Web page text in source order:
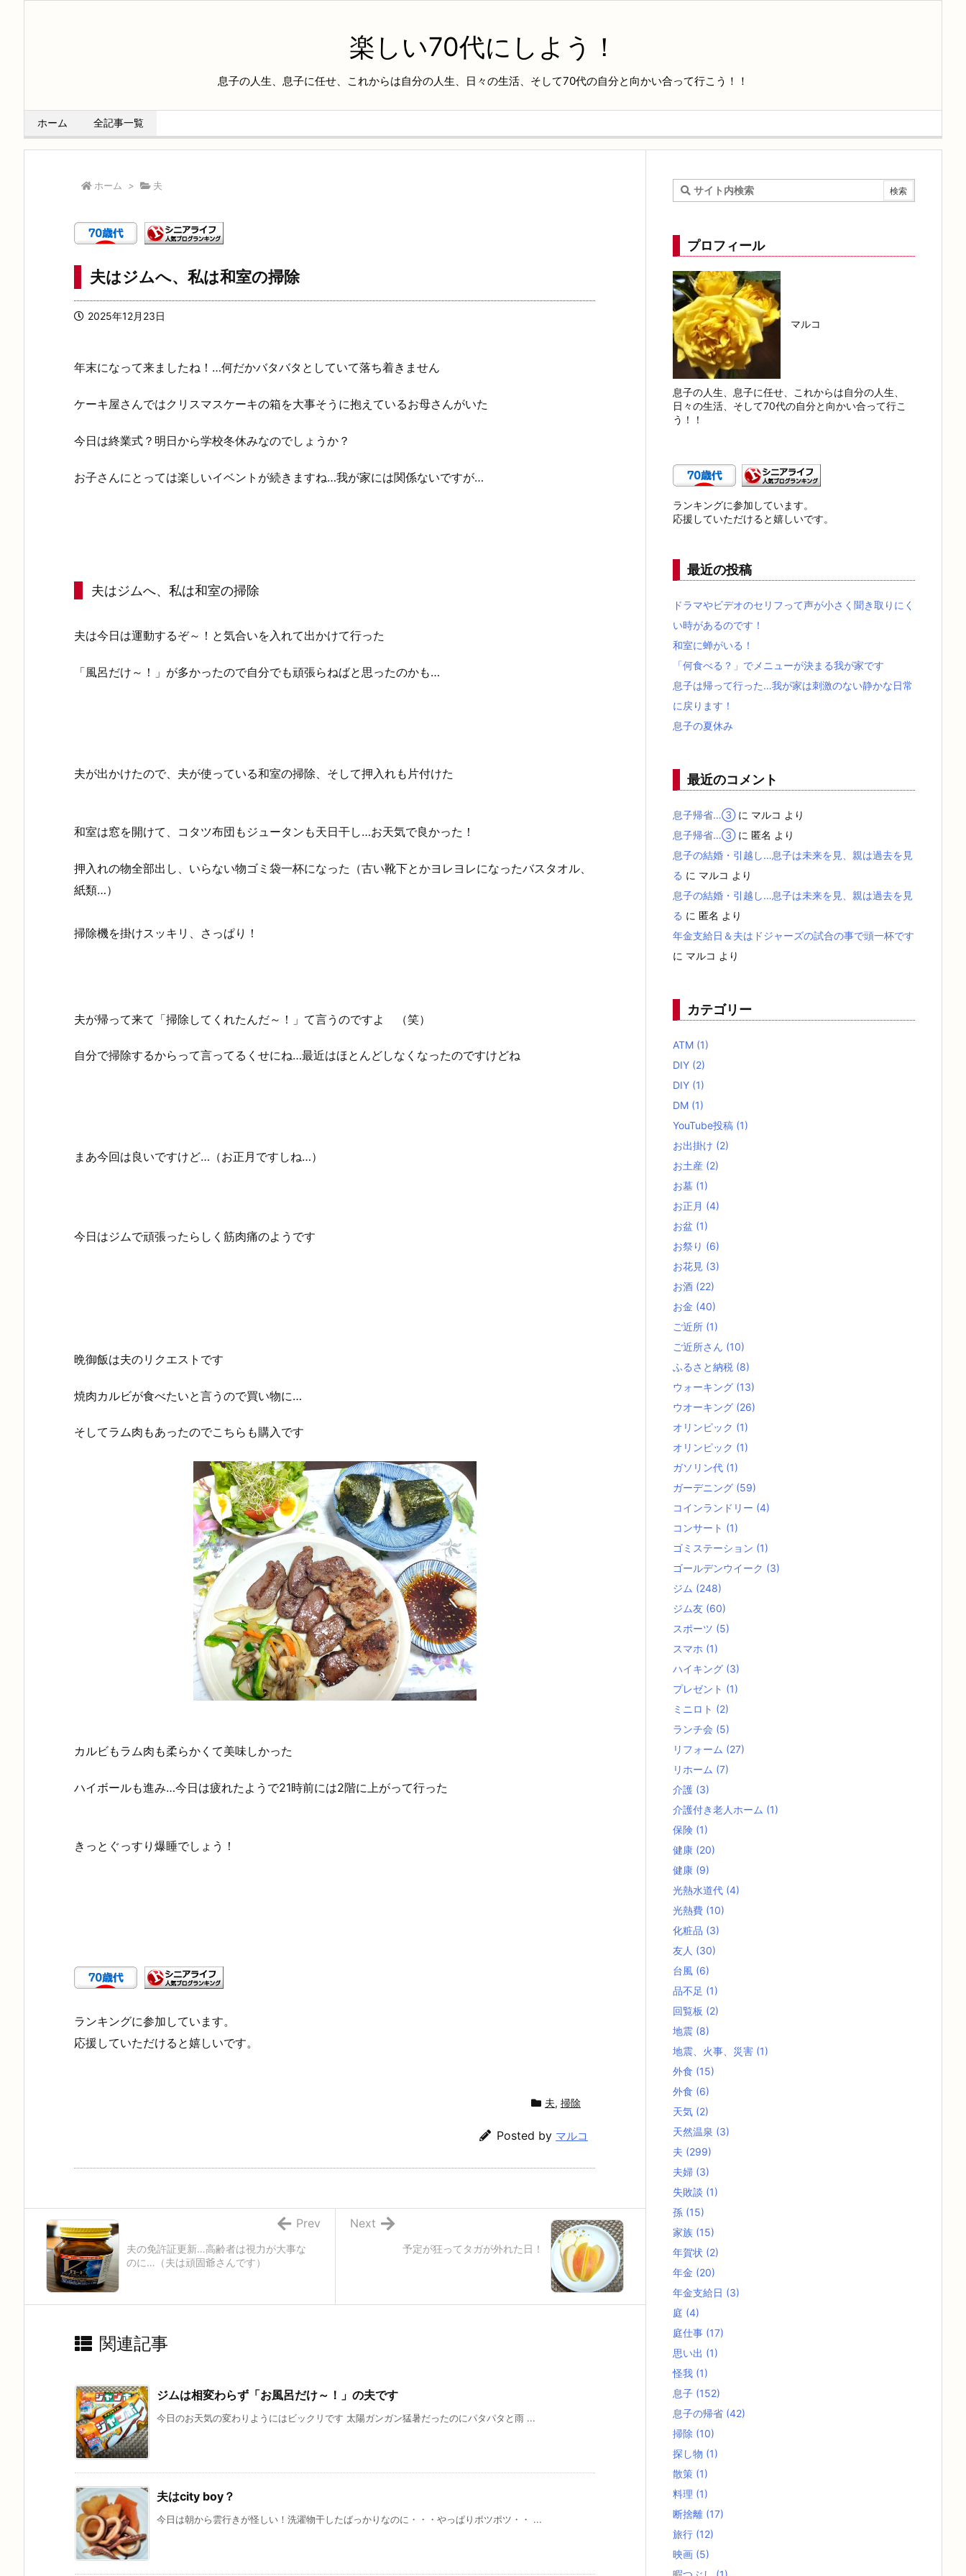
楽しい70代にしよう！
息子の人生、息子に任せ、これからは自分の人生、日々の生活、そして70代の自分と向かい合って行こう！！
ホーム 全記事一覧
ホーム > 夫
夫はジムへ、私は和室の掃除
2025年12月23日
年末になって来ましたね！…何だかバタバタとしていて落ち着きません
ケーキ屋さんではクリスマスケーキの箱を大事そうに抱えているお母さんがいた
今日は終業式？明日から学校冬休みなのでしょうか？
お子さんにとっては楽しいイベントが続きますね…我が家には関係ないですが…
夫はジムへ、私は和室の掃除
夫は今日は運動するぞ～！と気合いを入れて出かけて行った
「風呂だけ～！」が多かったので自分でも頑張らねばと思ったのかも…
夫が出かけたので、夫が使っている和室の掃除、そして押入れも片付けた
和室は窓を開けて、コタツ布団もジュータンも天日干し…お天気で良かった！
押入れの物全部出し、いらない物ゴミ袋一杯になった（古い靴下とかヨレヨレになったバスタオル、
紙類…）
掃除機を掛けスッキリ、さっぱり！
夫が帰って来て「掃除してくれたんだ～！」て言うのですよ （笑）
自分で掃除するからって言ってるくせにね…最近はほとんどしなくなったのですけどね
まあ今回は良いですけど…（お正月ですしね…）
今日はジムで頑張ったらしく筋肉痛のようです
晩御飯は夫のリクエストです
焼肉カルビが食べたいと言うので買い物に…
そしてラム肉もあったのでこちらも購入です
カルビもラム肉も柔らかくて美味しかった
ハイボールも進み…今日は疲れたようで21時前には2階に上がって行った
きっとぐっすり爆睡でしょう！
ランキングに参加しています。
応援していただけると嬉しいです。
夫, 掃除
Posted by マルコ
予定が狂ってタガが外れた日！
Next
夫の免許証更新…高齢者は視力が大事な
のに…（夫は頑固爺さんです）
Prev
関連記事
ジムは相変わらず「お風呂だけ～！」の夫です
今日のお天気の変わりようにはビックリです 太陽ガンガン猛暑だったのにパタパタと雨 ...
夫はcity boy？
今日は朝から雲行きが怪しい！洗濯物干したばっかりなのに・・・やっぱりポツポツ・・ ...
プロフィール
マルコ
息子の人生、息子に任せ、これからは自分の人生、
日々の生活、そして70代の自分と向かい合って行こ
う！！
ランキングに参加しています。
応援していただけると嬉しいです。
最近の投稿
ドラマやビデオのセリフって声が小さく聞き取りにく
い時があるのです！
和室に蝉がいる！
「何食べる？」でメニューが決まる我が家です
息子は帰って行った…我が家は刺激のない静かな日常
に戻ります！
息子の夏休み
最近のコメント
息子帰省…③に マルコ より
息子帰省…③に 匿名 より
息子の結婚・引越し…息子は未来を見、親は過去を見
る に マルコ より
息子の結婚・引越し…息子は未来を見、親は過去を見
る に 匿名 より
年金支給日＆夫はドジャーズの試合の事で頭一杯です
に マルコ より
カテゴリー
ATM (1)
DIY (2)
DIY (1)
DM (1)
YouTube投稿 (1)
お出掛け (2)
お土産 (2)
お墓 (1)
お正月 (4)
お盆 (1)
お祭り (6)
お花見 (3)
お酒 (22)
お金 (40)
ご近所 (1)
ご近所さん (10)
ふるさと納税 (8)
ウォーキング (13)
ウオーキング (26)
オリンピック (1)
オリンピック (1)
ガソリン代 (1)
ガーデニング (59)
コインランドリー (4)
コンサート (1)
ゴミステーション (1)
ゴールデンウイーク (3)
ジム (248)
ジム友 (60)
スポーツ (5)
スマホ (1)
ハイキング (3)
プレゼント (1)
ミニロト (2)
ランチ会 (5)
リフォーム (27)
リホーム (7)
介護 (3)
介護付き老人ホーム (1)
保険 (1)
健康 (20)
健康 (9)
光熱水道代 (4)
光熱費 (10)
化粧品 (3)
友人 (30)
台風 (6)
品不足 (1)
回覧板 (2)
地震 (8)
地震、火事、災害 (1)
外食 (15)
外食 (6)
天気 (2)
天然温泉 (3)
夫 (299)
夫婦 (3)
失敗談 (1)
孫 (15)
家族 (15)
年賀状 (2)
年金 (20)
年金支給日 (3)
庭 (4)
庭仕事 (17)
思い出 (1)
怪我 (1)
息子 (152)
息子の帰省 (42)
掃除 (10)
探し物 (1)
散策 (1)
料理 (1)
断捨離 (17)
旅行 (12)
映画 (5)